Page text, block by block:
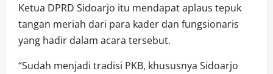
Ketua DPRD Sidoarjo itu mendapat aplaus tepuk
tangan meriah dari para kader dan fungsionaris
yang hadir dalam acara tersebut.
“Sudah menjadi tradisi PKB, khususnya Sidoarjo